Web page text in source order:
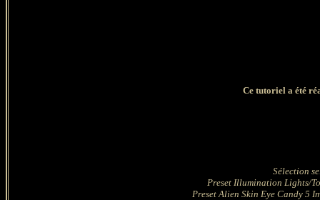
Ce tutoriel a été
Sélection
Preset Illumination Lights/
Preset Alien Skin Eye Candy 5